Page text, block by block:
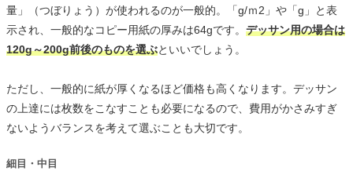
量」（つぼりょう）が使われるのが一般的。「g/ｍ2」や「g」と表
示され、一般的なコピー用紙の厚みは64gです。 デッサン用の場合は
120g～200g前後のものを選ぶといいでしょう。
ただし、一般的に紙が厚くなるほど価格も高くなります。デッサン
の上達には枚数をこなすことも必要になるので、費用がかさみすぎ
ないようバランスを考えて選ぶことも大切です。
細目・中目